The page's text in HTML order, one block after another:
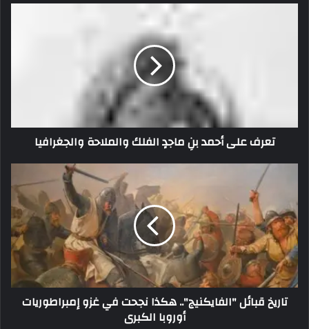
تعرف على أحمد بنِ ماجدٍ الفلك والملاحة والجغرافيا
تاريخ قبائل "الفايكنيج".. هكذا نجحت في غزو إمبراطوريات
أوروبا الكبرى